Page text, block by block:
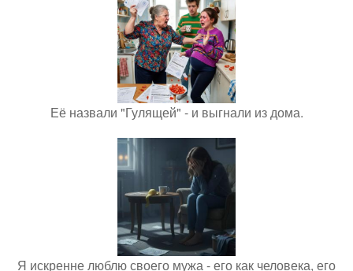
Её назвали "Гулящей" - и выгнали из дома.
Я искренне люблю своего мужа - его как человека, его